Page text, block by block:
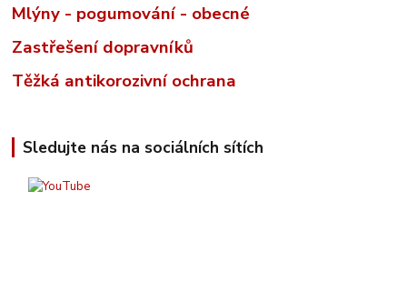
Mlýny - pogumování - obecné
Zastřešení dopravníků
Těžká antikorozivní ochrana
Sledujte nás na sociálních sítích